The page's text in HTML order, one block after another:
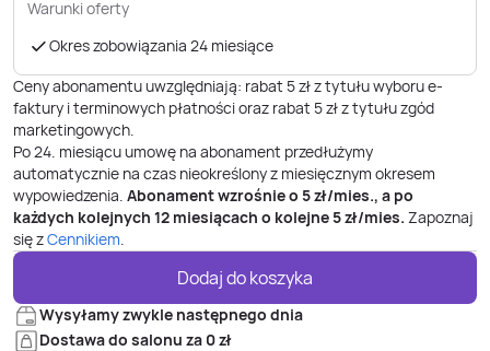
Warunki oferty
Okres zobowiązania 24 miesiące
Ceny abonamentu uwzględniają: rabat 5 zł z tytułu wyboru e-
faktury i terminowych płatności oraz rabat 5 zł z tytułu zgód
marketingowych.
Po24. miesiącu umowę na abonament przedłużymy
automatycznie na czas nieokreślony z miesięcznym okresem
wypowiedzenia. Abonament wzrośnie o 5zł/mies., a po
każdych kolejnych 12 miesiącach o kolejne5zł/mies. Zapoznaj
się zCennikiem.
Dodaj do koszyka
Wysyłamy zwykle następnego dnia
Dostawa do salonu za 0 zł